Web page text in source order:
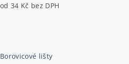
od 34 Kč bez DPH
Borovicové lišty